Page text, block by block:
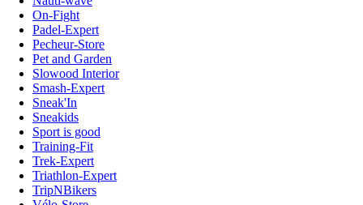
On-Fight
Padel-Expert
Pecheur-Store
Pet and Garden
Slowood Interior
Smash-Expert
Sneak'In
Sneakids
Sport is good
Training-Fit
Trek-Expert
Triathlon-Expert
TripNBikers